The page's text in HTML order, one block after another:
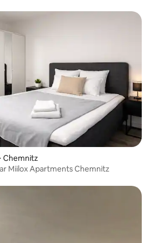
Chemnitz
Miilox Apartments Chemnitz